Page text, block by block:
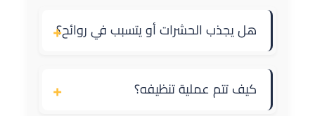
هل يجذب الحشرات أو يتسبب في روائح؟+
كيف تتم عملية تنظيفه؟ +